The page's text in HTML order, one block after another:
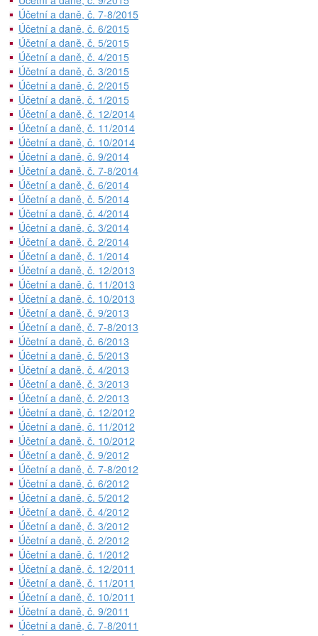
Účetní a daně, č. 7-8/2015
Účetní a daně, č. 6/2015
Účetní a daně, č. 5/2015
Účetní a daně, č. 4/2015
Účetní a daně, č. 3/2015
Účetní a daně, č. 2/2015
Účetní a daně, č. 1/2015
Účetní a daně, č. 12/2014
Účetní a daně, č. 11/2014
Účetní a daně, č. 10/2014
Účetní a daně, č. 9/2014
Účetní a daně, č. 7-8/2014
Účetní a daně, č. 6/2014
Účetní a daně, č. 5/2014
Účetní a daně, č. 4/2014
Účetní a daně, č. 3/2014
Účetní a daně, č. 2/2014
Účetní a daně, č. 1/2014
Účetní a daně, č. 12/2013
Účetní a daně, č. 11/2013
Účetní a daně, č. 10/2013
Účetní a daně, č. 9/2013
Účetní a daně, č. 7-8/2013
Účetní a daně, č. 6/2013
Účetní a daně, č. 5/2013
Účetní a daně, č. 4/2013
Účetní a daně, č. 3/2013
Účetní a daně, č. 2/2013
Účetní a daně, č. 12/2012
Účetní a daně, č. 11/2012
Účetní a daně, č. 10/2012
Účetní a daně, č. 9/2012
Účetní a daně, č. 7-8/2012
Účetní a daně, č. 6/2012
Účetní a daně, č. 5/2012
Účetní a daně, č. 4/2012
Účetní a daně, č. 3/2012
Účetní a daně, č. 2/2012
Účetní a daně, č. 1/2012
Účetní a daně, č. 12/2011
Účetní a daně, č. 11/2011
Účetní a daně, č. 10/2011
Účetní a daně, č. 9/2011
Účetní a daně, č. 7-8/2011